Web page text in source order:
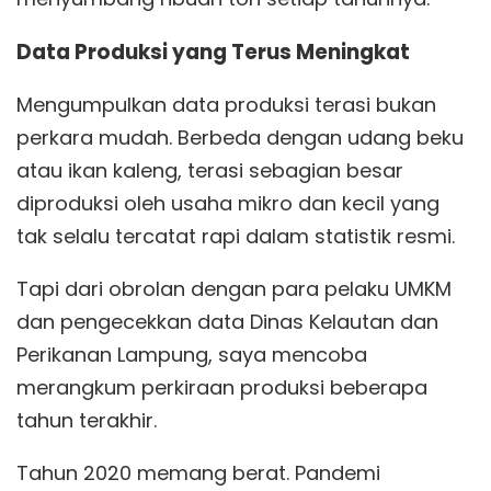
Data Produksi yang Terus Meningkat
Mengumpulkan data produksi terasi bukan
perkara mudah. Berbeda dengan udang beku
atau ikan kaleng, terasi sebagian besar
diproduksi oleh usaha mikro dan kecil yang
tak selalu tercatat rapi dalam statistik resmi.
Tapi dari obrolan dengan para pelaku UMKM
dan pengecekkan data Dinas Kelautan dan
Perikanan Lampung, saya mencoba
merangkum perkiraan produksi beberapa
tahun terakhir.
Tahun 2020 memang berat. Pandemi